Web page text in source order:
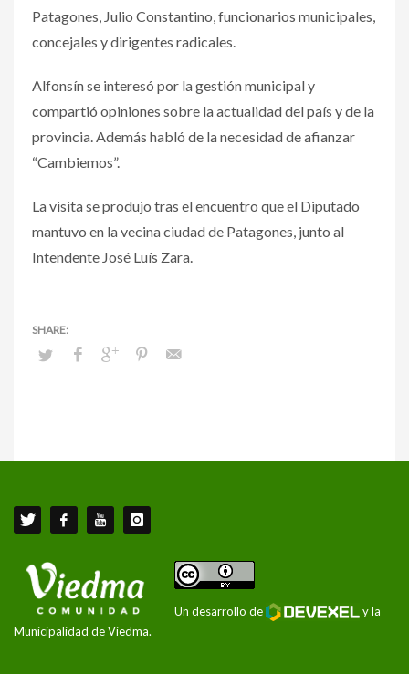
Patagones, Julio Constantino, funcionarios municipales,
concejales y dirigentes radicales.
Alfonsín se interesó por la gestión municipal y
compartió opiniones sobre la actualidad del país y de la
provincia. Además habló de la necesidad de afianzar
“Cambiemos”.
La visita se produjo tras el encuentro que el Diputado
mantuvo en la vecina ciudad de Patagones, junto al
Intendente José Luís Zara.
Un desarrollo de
y la
Municipalidad de Viedma.